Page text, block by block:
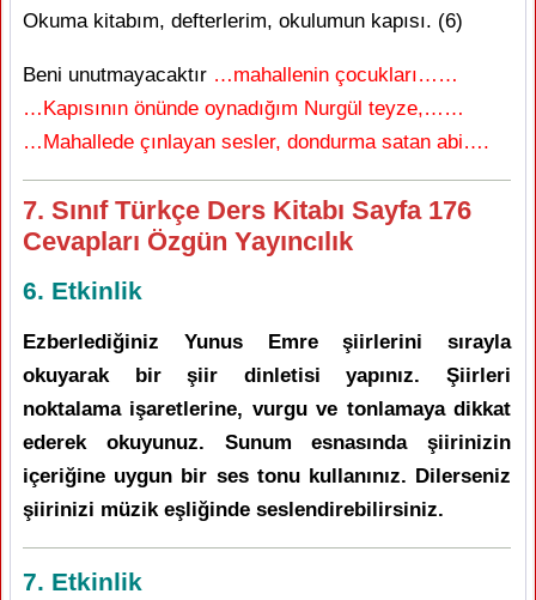
Okuma kitabım, defterlerim, okulumun kapısı. (6)
Beni unutmayacaktır …mahallenin çocukları……
…Kapısının önünde oynadığım Nurgül teyze,……
…Mahallede çınlayan sesler, dondurma satan abi….
7. Sınıf Türkçe Ders Kitabı Sayfa 176
Cevapları Özgün Yayıncılık
6. Etkinlik
Ezberlediğiniz Yunus Emre şiirlerini sırayla
okuyarak bir şiir dinletisi yapınız. Şiirleri
noktalama işaretlerine, vurgu ve tonlamaya dikkat
ederek okuyunuz. Sunum esnasında şiirinizin
içeriğine uygun bir ses tonu kullanınız. Dilerseniz
şiirinizi müzik eşliğinde seslendirebilirsiniz.
7. Etkinlik